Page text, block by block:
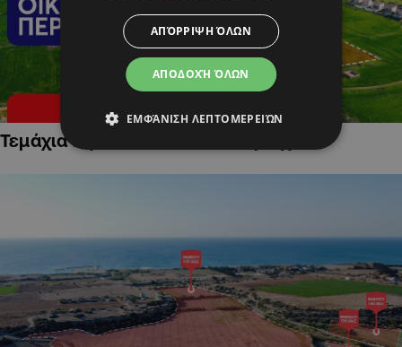
Τεμάχια Γης σε Οικιστικές Περιοχές
ΑΠΟΔΟΧΉ ΌΛΩΝ
ΑΠΌΡΡΙΨΗ ΌΛΩΝ
ΕΜΦΆΝΙΣΗ ΛΕΠΤΟΜΕΡΕΙΏΝ